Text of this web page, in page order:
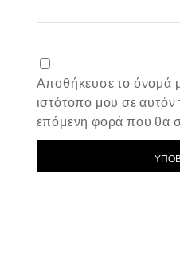
Αποθήκευσε το όνομά
ιστότοπο μου σε αυτόν
επόμενη φορά που θα